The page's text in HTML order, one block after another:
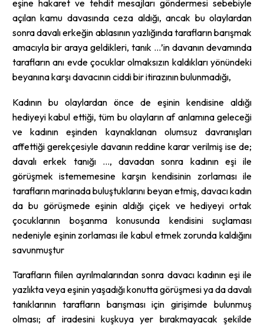
eşine hakaret ve tehdit mesajları göndermesi sebebiyle
açılan kamu davasında ceza aldığı, ancak bu olaylardan
sonra davalı erkeğin ablasının yazlığında tarafların barışmak
amacıyla bir araya geldikleri, tanık …’in davanın devamında
tarafların anı evde çocuklar olmaksızın kaldıkları yönündeki
beyanına karşı davacının ciddi bir itirazının bulunmadığı,
Kadının bu olaylardan önce de eşinin kendisine aldığı
hediyeyi kabul ettiği, tüm bu olayların af anlamına geleceği
ve kadının eşinden kaynaklanan olumsuz davranışları
affettiği gerekçesiyle davanın reddine karar verilmiş ise de;
davalı erkek tanığı …, davadan sonra kadının eşi ile
görüşmek istememesine karşın kendisinin zorlaması ile
tarafların marinada buluştuklarını beyan etmiş, davacı kadın
da bu görüşmede eşinin aldığı çiçek ve hediyeyi ortak
çocuklarının boşanma konusunda kendisini suçlaması
nedeniyle eşinin zorlaması ile kabul etmek zorunda kaldığını
savunmuştur
Tarafların fiilen ayrılmalarından sonra davacı kadının eşi ile
yazlıkta veya eşinin yaşadığı konutta görüşmesi ya da davalı
tanıklarının tarafların barışması için girişimde bulunmuş
olması; af iradesini kuşkuya yer bırakmayacak şekilde